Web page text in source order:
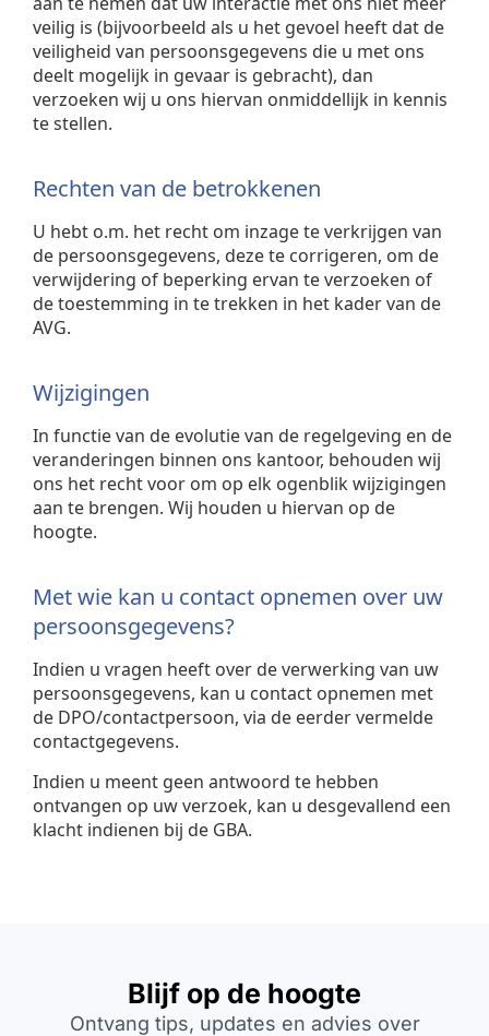
veilig is (bijvoorbeeld als u het gevoel heeft dat de
veiligheid van persoonsgegevens die u met ons
deelt mogelijk in gevaar is gebracht), dan
verzoeken wij u ons hiervan onmiddellijk in kennis
te stellen.
Rechten van de betrokkenen
U hebt o.m. het recht om inzage te verkrijgen van
de persoonsgegevens, deze te corrigeren, om de
verwijdering of beperking ervan te verzoeken of
de toestemming in te trekken in het kader van de
AVG.
Wijzigingen
In functie van de evolutie van de regelgeving en de
veranderingen binnen ons kantoor, behouden wij
ons het recht voor om op elk ogenblik wijzigingen
aan te brengen. Wij houden u hiervan op de
hoogte.
Met wie kan u contact opnemen over uw
persoonsgegevens?
Indien u vragen heeft over de verwerking van uw
persoonsgegevens, kan u contact opnemen met
de DPO/contactpersoon, via de eerder vermelde
contactgegevens.
Indien u meent geen antwoord te hebben
ontvangen op uw verzoek, kan u desgevallend een
klacht indienen bij de GBA.
Blijf op de hoogte
Ontvang tips, updates en advies over